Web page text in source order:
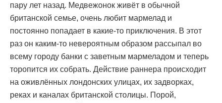
пару лет назад. Медвежонок живёт в обычной
британской семье, очень любит мармелад и
постоянно попадает в какие-то приключения. В этот
раз он каким-то невероятным образом рассыпал во
всему городу банки с заветным мармеладом и теперь
торопится их собрать. Действие раннера происходит
на оживлённых лондонских улицах, их задворках,
реках и каналах британской столицы. Порой,